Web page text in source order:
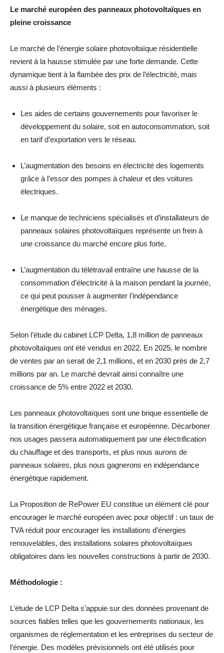
Le marché européen des panneaux photovoltaïques en
pleine croissance
Le marché de l’énergie solaire photovoltaïque résidentielle
revient à la hausse stimulée par une forte demande. Cette
dynamique tient à la flambée des prix de l’électricité, mais
aussi à plusieurs éléments :
Les aides de certains gouvernements pour favoriser le
développement du solaire, soit en autoconsommation, soit
en tarif d’exportation vers le réseau.
L’augmentation des besoins en électricité des logements
grâce à l’essor des pompes à chaleur et des voitures
électriques.
Le manque de techniciens spécialisés et d’installateurs de
panneaux solaires photovoltaïques représente un frein à
une croissance du marché encore plus forte.
L’augmentation du télétravail entraîne une hausse de la
consommation d’électricité à la maison pendant la journée,
ce qui peut pousser à augmenter l’indépendance
énergétique des ménages.
Selon l’étude du cabinet LCP Delta, 1,8 million de panneaux
photovoltaïques ont été vendus en 2022. En 2025, le nombre
de ventes par an serait de 2,1 millions, et en 2030 près de 2,7
millions par an. Le marché devrait ainsi connaître une
croissance de 5% entre 2022 et 2030.
Les panneaux photovoltaïques sont une brique essentielle de
la transition énergétique française et européenne. Décarboner
nos usages passera automatiquement par une électrification
du chauffage et des transports, et plus nous aurons de
panneaux solaires, plus nous gagnerons en indépendance
énergétique rapidement.
La Proposition de RePower EU constitue un élément clé pour
encourager le marché européen avec pour objectif : un taux de
TVA réduit pour encourager les installations d’énergies
renouvelables, des installations solaires photovoltaïques
obligatoires dans les nouvelles constructions à partir de 2030.
Méthodologie :
L’étude de LCP Delta s’appuie sur des données provenant de
sources fiables telles que les gouvernements nationaux, les
organismes de réglementation et les entreprises du secteur de
l’énergie. Des modèles prévisionnels ont été utilisés pour